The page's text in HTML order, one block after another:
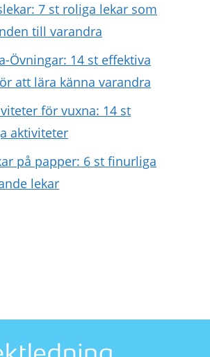
7 st roliga lekar som
till varandra
Övningar: 14 st effektiva
att lära känna varandra
för vuxna: 14 st
aktiviteter
på papper: 6 st finurliga
lekar